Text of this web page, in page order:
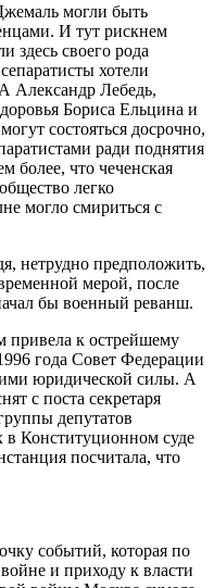
могли быть
И тут рискнем
здесь своего рода
хотели
Александр Лебедь,
Бориса Ельцина и
состояться досрочно,
ради поднятия
более, что чеченская
легко
могло смириться с
нетрудно предположить,
мерой, после
бы военный реванш.
привела к острейшему
года Совет Федерации
юридической силы. А
с поста секретаря
депутатов
в Конституционном суде
посчитала, что
событий, которая по
и приходу к власти